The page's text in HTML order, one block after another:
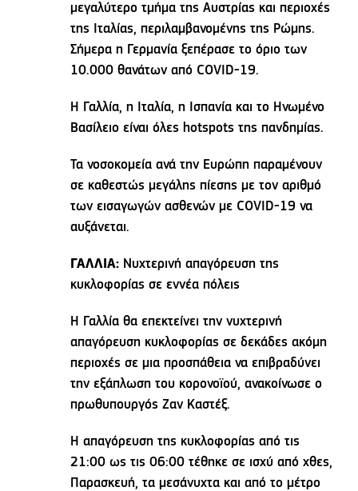
μεγαλύτερο τμήμα της Αυστρίας και περιοχές
της Ιταλίας, περιλαμβανομένης της Ρώμης.
Σήμερα η Γερμανία ξεπέρασε το όριο των
10.000 θανάτων από COVID-19.
Η Γαλλία, η Ιταλία, η Ισπανία και το Ηνωμένο
Βασίλειο είναι όλες hotspots της πανδημίας.
Τα νοσοκομεία ανά την Ευρώπη παραμένουν
σε καθεστώς μεγάλης πίεσης με τον αριθμό
των εισαγωγών ασθενών με COVID-19 να
αυξάνεται.
ΓΑΛΛΙΑ: Νυχτερινή απαγόρευση της
κυκλοφορίας σε εννέα πόλεις
Η Γαλλία θα επεκτείνει την νυχτερινή
απαγόρευση κυκλοφορίας σε δεκάδες ακόμη
περιοχές σε μια προσπάθεια να επιβραδύνει
την εξάπλωση του κορονοϊού, ανακοίνωσε ο
πρωθυπουργός Ζαν Καστέξ.
Η απαγόρευση της κυκλοφορίας από τις
21:00 ως τις 06:00 τέθηκε σε ισχύ από χθες,
Παρασκευή, τα μεσάνυχτα και από το μέτρο